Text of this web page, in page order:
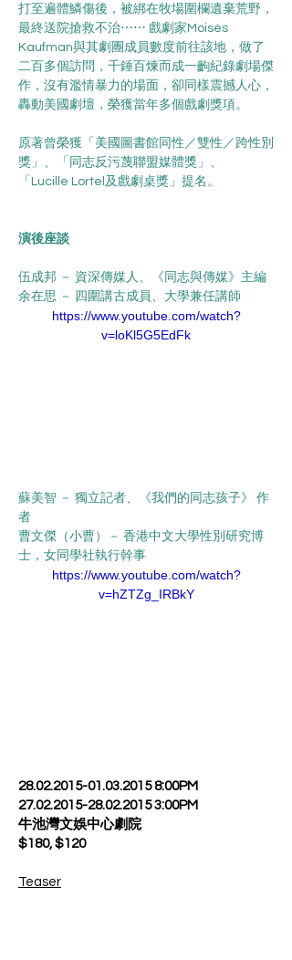
打至遍體鱗傷後，被綁在牧場圍欄遺棄荒野，
最終送院搶救不治⋯⋯ 戲劇家Moisés
Kaufman與其劇團成員數度前往該地，做了
二百多個訪問，千錘百煉而成一齣紀錄劇場傑
作，沒有濫情暴力的場面，卻同樣震撼人心，
轟動美國劇壇，榮獲當年多個戲劇獎項。
原著曾榮獲「美國圖書館同性／雙性／跨性別
獎」、「同志反污蔑聯盟媒體獎」、
「Lucille Lortel及戲劇桌獎」提名。
演後座談
伍成邦 － 資深傳媒人、《同志與傳媒》主編
余在思 － 四圍講古成員、大學兼任講師
https://www.youtube.com/watch?
v=loKl5G5EdFk
蘇美智 － 獨立記者、《我們的同志孩子》 作
者
曹文傑（小曹）－ 香港中文大學性別研究博
士，女同學社執行幹事
https://www.youtube.com/watch?
v=hZTZg_IRBkY
28.02.2015-01.03.2015 8:00PM
27.02.2015-28.02.2015 3:00PM
牛池灣文娛中心劇院
$180, $120
Teaser